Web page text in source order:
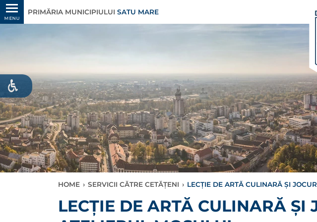
MENU
PRIMĂRIA MUNICIPIULUI SATU MARE
HOME › SERVICII CĂTRE CETĂȚENI › LECȚIE DE ARTĂ CULINARĂ ȘI
LECȚIE DE ARTĂ CULINARĂ ȘI